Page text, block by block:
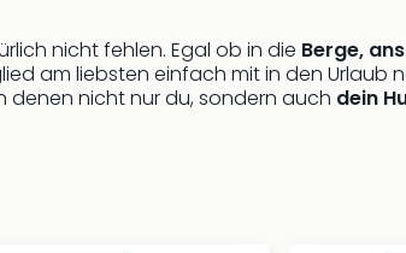
nicht fehlen. Egal ob in die Berge,
am liebsten einfach mit in den Urlaub
denen nicht nur du, sondern auch dein